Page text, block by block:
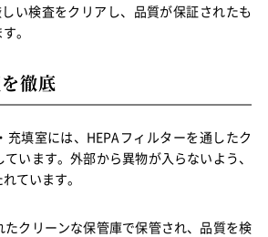
い検査をクリアし、品質が保証されたも
。
徹底
充填室には、HEPAフィルターを通したク
います。外部から異物が入らないよう、
ています。
たクリーンな保管庫で保管され、品質を検